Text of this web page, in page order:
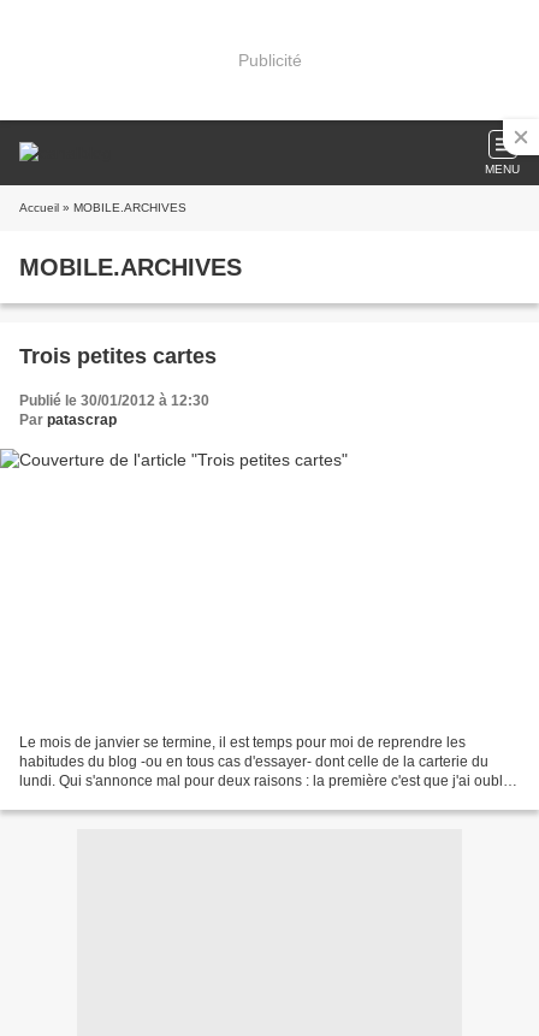
Publicité
MENU
Accueil » MOBILE.ARCHIVES
MOBILE.ARCHIVES
Trois petites cartes
Publié le 30/01/2012 à 12:30
Par patascrap
Le mois de janvier se termine, il est temps pour moi de reprendre les
habitudes du blog -ou en tous cas d'essayer- dont celle de la carterie du
lundi. Qui s'annonce mal pour deux raisons : la première c'est que j'ai oublié